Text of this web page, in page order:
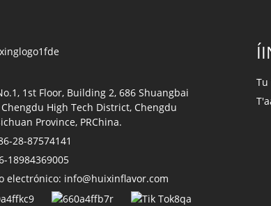
Sabor u p'aak H4011
1st Floor, Building 2, 686 Shuangbai
Chengdu High Tech District, Chengdu
Province, PRChina.
28-87574141
18984369005
electrónico: info@huixinflavor.com
Tu